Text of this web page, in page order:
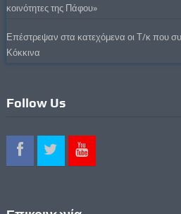
κοινότητες της Πάφου»
Επέστρεψαν στα κατεχόμενα οι Τ/κ που
Κόκκινα
Follow Us